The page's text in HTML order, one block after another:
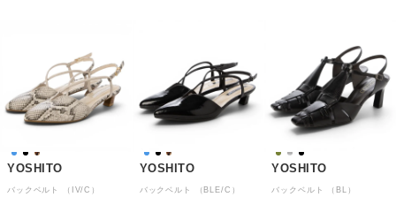
YOSHITO
バックベルト （IV/C）
YOSHITO
バックベルト （BLE/C）
YOSHITO
バックベルト （BL）